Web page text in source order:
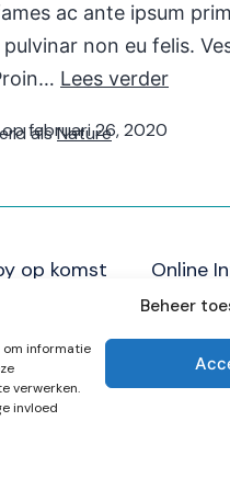
Beheer
om informatie
verwerken.
invloed
ac ante ipsum
pulvinar non eu felis.
Lees verder
opfebruari 26, 2020
alsNature
op komst Online
BIG registratienummer